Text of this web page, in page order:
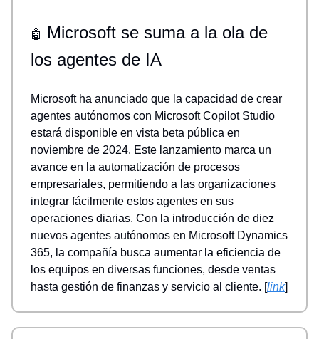
🤖
Microsoft se suma a la ola de
los agentes de IA
Microsoft ha anunciado que la capacidad de crear
agentes autónomos con Microsoft Copilot Studio
estará disponible en vista beta pública en
noviembre de 2024. Este lanzamiento marca un
avance en la automatización de procesos
empresariales, permitiendo a las organizaciones
integrar fácilmente estos agentes en sus
operaciones diarias. Con la introducción de diez
nuevos agentes autónomos en Microsoft Dynamics
365, la compañía busca aumentar la eficiencia de
los equipos en diversas funciones, desde ventas
hasta gestión de finanzas y servicio al cliente. [link]